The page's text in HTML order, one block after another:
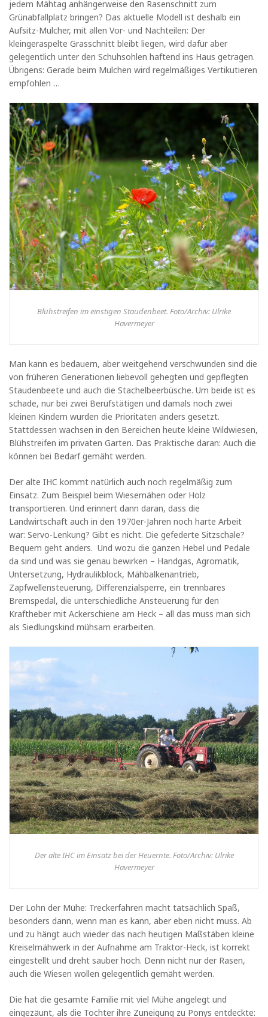
jedem Mähtag anhängerweise den Rasenschnitt zum
Grünabfallplatz bringen? Das aktuelle Modell ist deshalb ein
Aufsitz-Mulcher, mit allen Vor- und Nachteilen: Der
kleingeraspelte Grasschnitt bleibt liegen, wird dafür aber
gelegentlich unter den Schuhsohlen haftend ins Haus getragen.
Übrigens: Gerade beim Mulchen wird regelmäßiges Vertikutieren
empfohlen …
Blühstreifen im einstigen Staudenbeet. Foto/Archiv: Ulrike
Havermeyer
Man kann es bedauern, aber weitgehend verschwunden sind die
von früheren Generationen liebevoll gehegten und gepflegten
Staudenbeete und auch die Stachelbeerbüsche. Um beide ist es
schade, nur bei zwei Berufstätigen und damals noch zwei
kleinen Kindern wurden die Prioritäten anders gesetzt.
Stattdessen wachsen in den Bereichen heute kleine Wildwiesen,
Blühstreifen im privaten Garten. Das Praktische daran: Auch die
können bei Bedarf gemäht werden.
Der alte IHC kommt natürlich auch noch regelmäßig zum
Einsatz. Zum Beispiel beim Wiesemähen oder Holz
transportieren. Und erinnert dann daran, dass die
Landwirtschaft auch in den 1970er-Jahren noch harte Arbeit
war: Servo-Lenkung? Gibt es nicht. Die gefederte Sitzschale?
Bequem geht anders. Und wozu die ganzen Hebel und Pedale
da sind und was sie genau bewirken – Handgas, Agromatik,
Untersetzung, Hydraulikblock, Mähbalkenantrieb,
Zapfwellensteuerung, Differenzialsperre, ein trennbares
Bremspedal, die unterschiedliche Ansteuerung für den
Kraftheber mit Ackerschiene am Heck – all das muss man sich
als Siedlungskind mühsam erarbeiten.
Der alte IHC im Einsatz bei der Heuernte. Foto/Archiv: Ulrike
Havermeyer
Der Lohn der Mühe: Treckerfahren macht tatsächlich Spaß,
besonders dann, wenn man es kann, aber eben nicht muss. Ab
und zu hängt auch wieder das nach heutigen Maßstäben kleine
Kreiselmähwerk in der Aufnahme am Traktor-Heck, ist korrekt
eingestellt und dreht sauber hoch. Denn nicht nur der Rasen,
auch die Wiesen wollen gelegentlich gemäht werden.
Die hat die gesamte Familie mit viel Mühe angelegt und
eingezäunt, als die Tochter ihre Zuneigung zu Ponys entdeckte: